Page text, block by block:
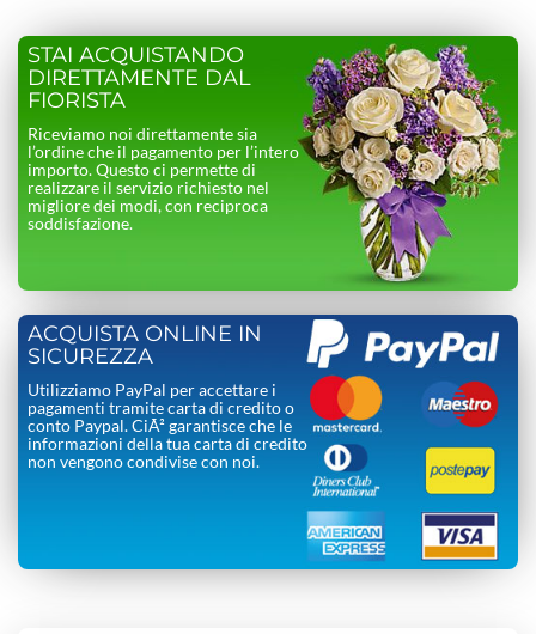
STAI ACQUISTANDO
DIRETTAMENTE DAL
FIORISTA
Riceviamo noi direttamente sia
l’ordine che il pagamento per l’intero
importo. Questo ci permette di
realizzare il servizio richiesto nel
migliore dei modi, con reciproca
soddisfazione.
ACQUISTA ONLINE IN
SICUREZZA
Utilizziamo PayPal per accettare i
pagamenti tramite carta di credito o
conto Paypal. CiÃ² garantisce che le
informazioni della tua carta di credito
non vengono condivise con noi.